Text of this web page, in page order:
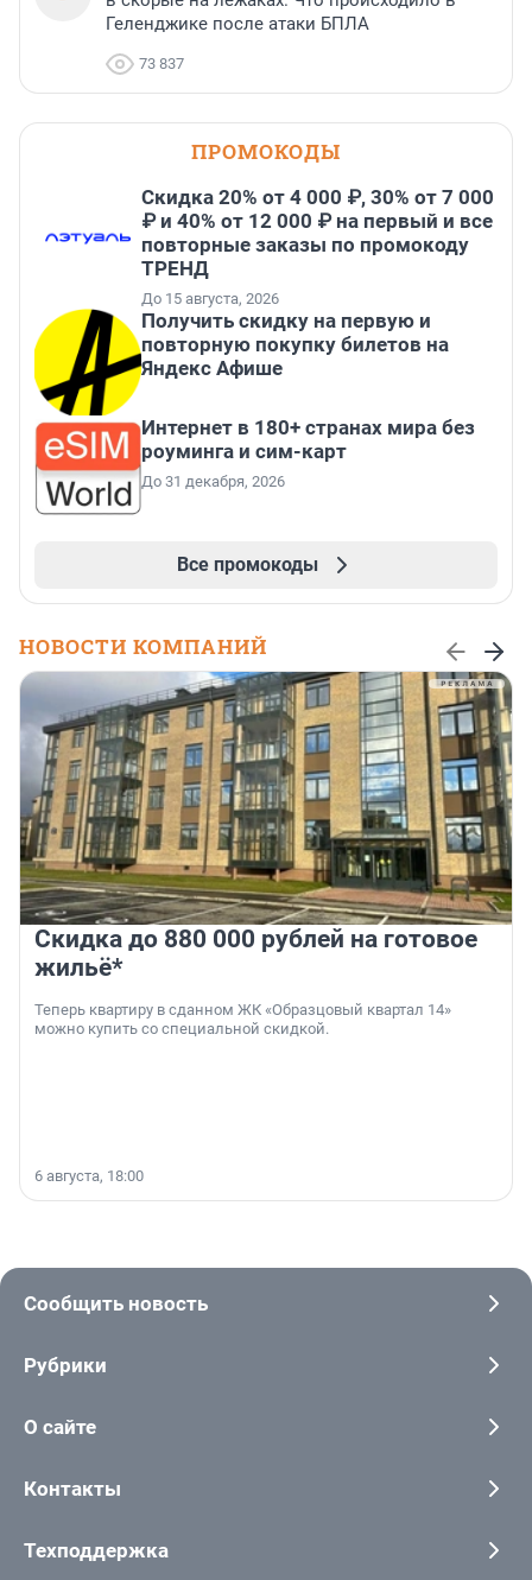
Геленджике после атаки БПЛА
73 837
ПРОМОКОДЫ
Скидка 20% от 4 000 ₽, 30% от 7 000
₽ и 40% от 12 000 ₽ на первый и все
повторные заказы по промокоду
ТРЕНД
До 15 августа, 2026
Получить скидку на первую и
повторную покупку билетов на
Яндекс Афише
Интернет в 180+ странах мира без
роуминга и сим-карт
До 31 декабря, 2026
Все промокоды
НОВОСТИ КОМПАНИЙ
Скидка до 880 000 рублей на готовое
жильё*
Теперь квартиру в сданном ЖК «Образцовый квартал 14»
можно купить со специальной скидкой.
6 августа, 18:00
Сообщить новость
Рубрики
О сайте
Контакты
Техподдержка